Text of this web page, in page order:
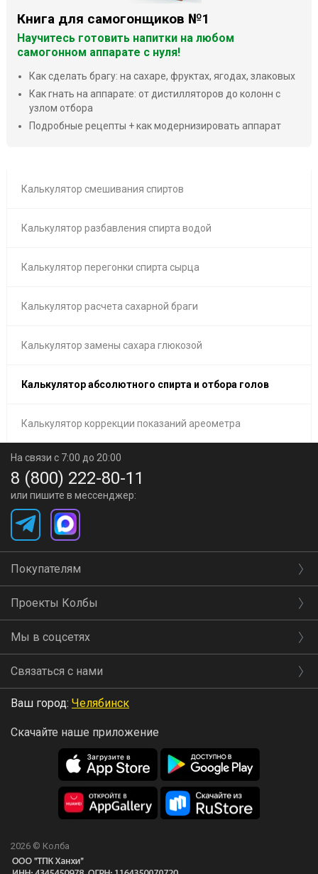
Калькулятор смешивания спиртов
Калькулятор разбавления спирта водой
Калькулятор перегонки спирта сырца
Калькулятор расчета сахарной браги
Калькулятор замены сахара глюкозой
Калькулятор абсолютного спирта и отбора голов
Калькулятор коррекции показаний ареометра
Книга для самогонщиков №1
Научитесь готовить напитки на любом
самогонном аппарате с нуля!
Как сделать брагу: на сахаре, фруктах, ягодах, злаковых
Как гнать на аппарате: от дистилляторов до колонн с
узлом отбора
Подробные рецепты + как модернизировать аппарат
На связи с 7:00 до 20:00
8 (800) 222-80-11
или пишите в мессенджер:
Покупателям
Проекты Колбы
Мы в соцсетях
Связаться с нами
Ваш город: Челябинск
Скачайте наше приложение
2026 © Колба